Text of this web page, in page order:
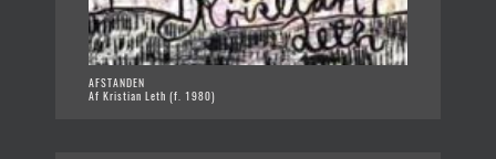
AFSTANDEN
Af Kristian Leth (f. 1980)